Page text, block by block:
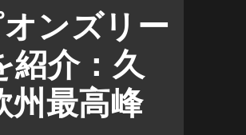
ンズリー
紹介：久
州最高峰
吾
旗手怜央